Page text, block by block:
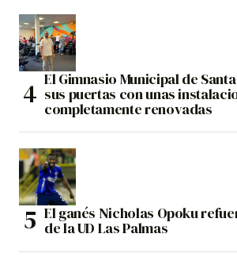
El Gimnasio Municipal de
sus puertas con unas
completamente renovadas
El ganés Nicholas Opoku
de la UD Las Palmas